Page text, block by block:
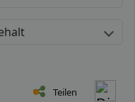
Teilen